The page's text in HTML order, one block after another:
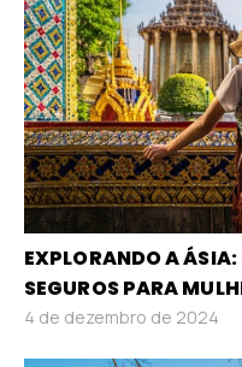
EXPLORANDO A
SEGUROS PARA
4 de dezembro de 2024